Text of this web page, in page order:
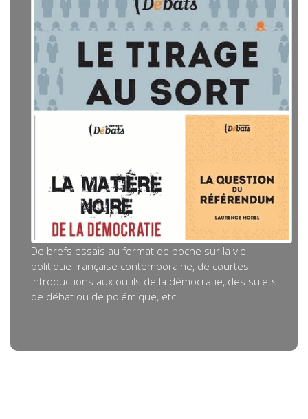
De brefs essais au format de poche sur la vie
politique française contemporaine, de courtes
introductions aux outils de la démocratie, des sujets
de débat ou de polémique, etc.